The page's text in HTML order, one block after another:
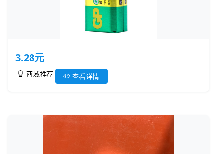
3.28元
西域推荐 查看详情